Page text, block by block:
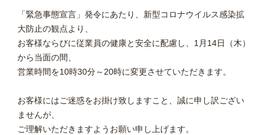
「緊急事態宣言」発令にあたり、新型コロナウイルス感染拡
大防止の観点より、
お客様ならびに従業員の健康と安全に配慮し、1月14日（木）
から当面の間、
営業時間を10時30分～20時に変更させていただきます。
お客様にはご迷惑をお掛け致しますこと、誠に申し訳ござい
ませんが、
ご理解いただきますようお願い申し上げます。